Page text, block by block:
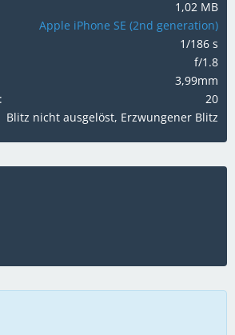
1,02 MB
Apple iPhone SE (2nd generation)
1/186 s
f/1.8
3,99mm
20
Blitz nicht ausgelöst, Erzwungener Blitz